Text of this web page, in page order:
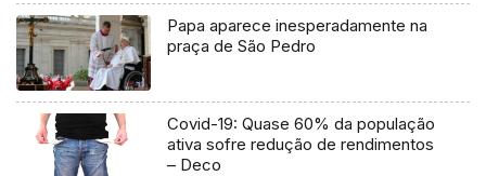
Papa aparece inesperadamente na
praça de São Pedro
Covid-19: Quase 60% da população
ativa sofre redução de rendimentos
– Deco